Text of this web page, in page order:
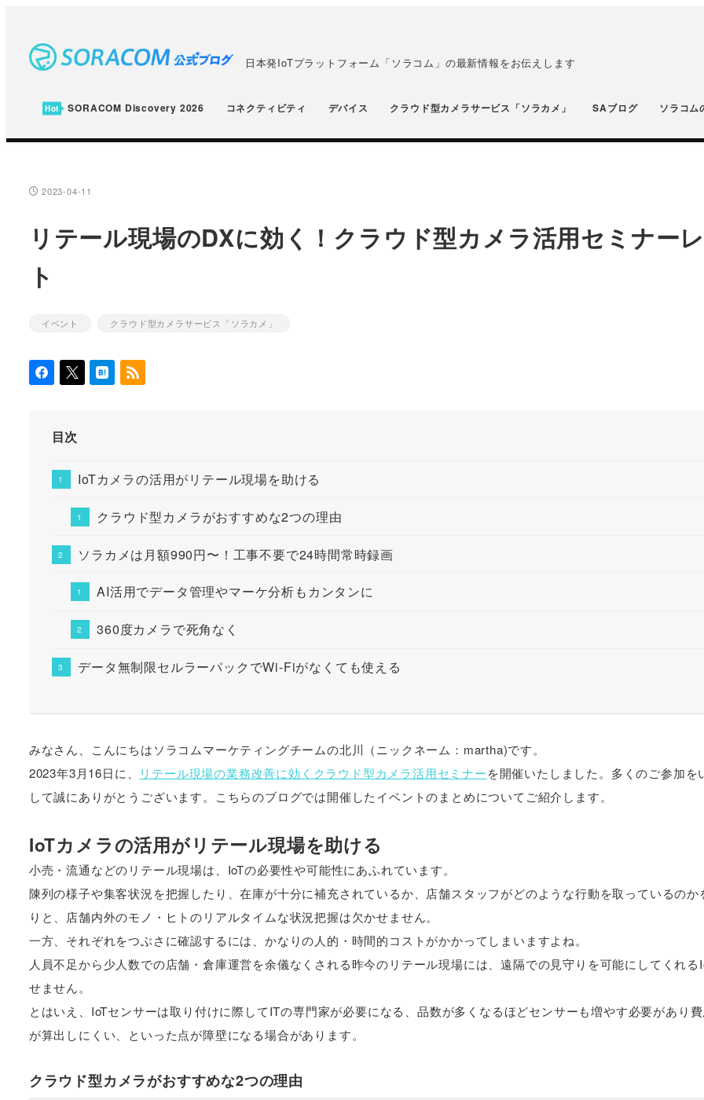
ン
日本発IoTプラットフォーム「ソラコム」の最新情報をお伝えします
SORACOM Discovery 2026 コネクティビティ デバイス クラウド型カメラサービス「ソラカメ」 SAブログ ソラコム
投稿日
2023-04-11
リテール現場のDXに効く！クラウド型カメラ活用セミナー
ト
カテゴリー
イベント カテゴリー
クラウド型カメラサービス「ソラカメ」
目次
IoTカメラの活用がリテール現場を助ける
クラウド型カメラがおすすめな2つの理由
ソラカメは月額990円〜！工事不要で24時間常時録画
AI活用でデータ管理やマーケ分析もカンタンに
360度カメラで死角なく
データ無制限セルラーパックでWi-Fiがなくても使える
みなさん、こんにちはソラコムマーケティングチームの北川（ニックネーム：martha)です。
2023年3月16日に、
リテール現場の業務改善に効くクラウド型カメラ活用セミナーを開催いたしました。多くのご参加を
して誠にありがとうございます。こちらのブログでは開催したイベントのまとめについてご紹介します。
IoTカメラの活用がリテール現場を助ける
小売・流通などのリテール現場は、IoTの必要性や可能性にあふれています。
陳列の様子や集客状況を把握したり、在庫が十分に補充されているか、店舗スタッフがどのような行動を取っているのか
りと、店舗内外のモノ・ヒトのリアルタイムな状況把握は欠かせません。
一方、それぞれをつぶさに確認するには、かなりの人的・時間的コストがかかってしまいますよね。
人員不足から少人数での店舗・倉庫運営を余儀なくされる昨今のリテール現場には、遠隔での見守りを可能にしてくれる
せません。
とはいえ、IoTセンサーは取り付けに際してITの専門家が必要になる、品数が多くなるほどセンサーも増やす必要があり
が算出しにくい、といった点が障壁になる場合があります。
クラウド型カメラがおすすめな2つの理由